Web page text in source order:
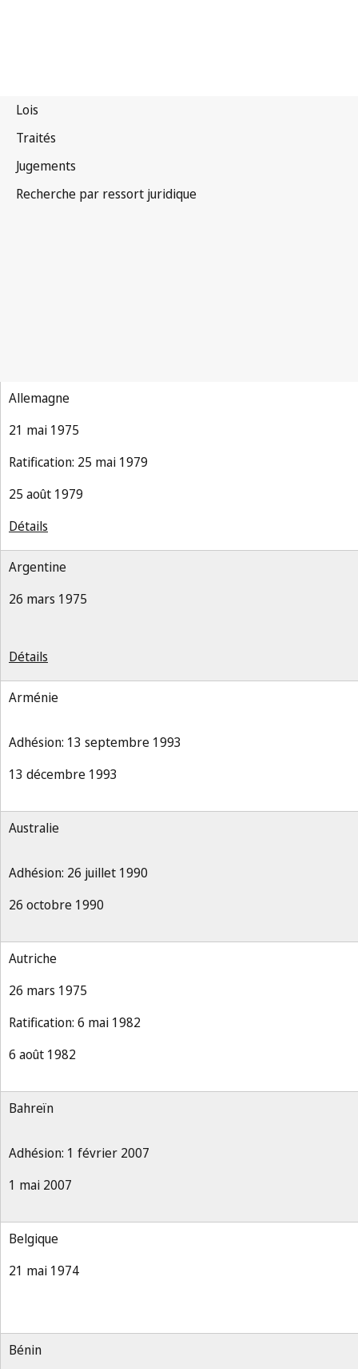
Allemagne
21 mai 1975
Ratification: 25 mai 1979
25 août 1979
Détails
Argentine
26 mars 1975
Détails
Arménie
Adhésion: 13 septembre 1993
13 décembre 1993
Australie
Adhésion: 26 juillet 1990
26 octobre 1990
Autriche
26 mars 1975
Ratification: 6 mai 1982
6 août 1982
Bahreïn
Adhésion: 1 février 2007
1 mai 2007
Belgique
21 mai 1974
Bénin